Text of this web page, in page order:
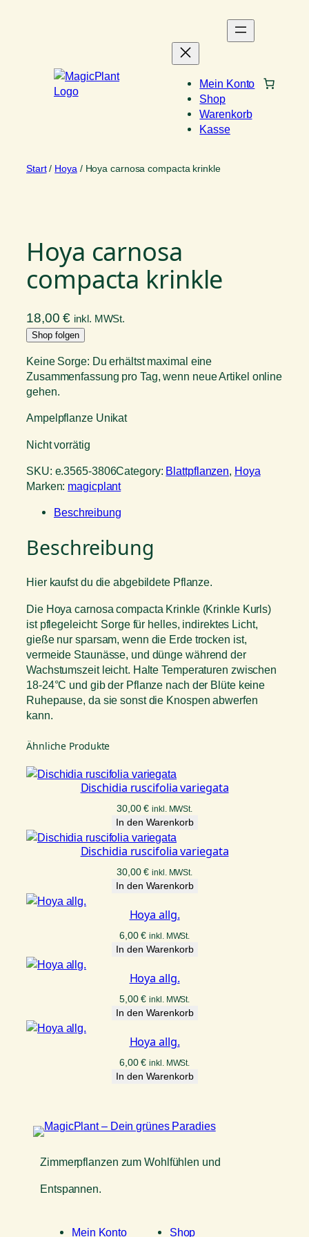
Mein Konto
Shop
Warenkorb
Kasse
Start/ Hoya / Hoya carnosa compacta krinkle
Hoya carnosa
compacta krinkle
18,00€ inkl. MWSt.
Shop folgen
Keine Sorge: Du erhältst maximal eine
Zusammenfassung pro Tag, wenn neue Artikel online
gehen.
Ampelpflanze Unikat
Nicht vorrätig
SKU: e.3565-3806Category: Blattpflanzen, Hoya
Marken: magicplant
Beschreibung
Beschreibung
Hier kaufst du die abgebildete Pflanze.
Die Hoya carnosa compacta Krinkle (Krinkle Kurls)
ist pflegeleicht: Sorge für helles, indirektes Licht,
gieße nur sparsam, wenn die Erde trocken ist,
vermeide Staunässe, und dünge während der
Wachstumszeit leicht. Halte Temperaturen zwischen
18-24°C und gib der Pflanze nach der Blüte keine
Ruhepause, da sie sonst die Knospen abwerfen
kann.
Ähnliche Produkte
Dischidia ruscifolia variegata
30,00€ inkl. MWSt.
In den Warenkorb
Dischidia ruscifolia variegata
30,00€ inkl. MWSt.
In den Warenkorb
Hoya allg.
6,00€ inkl. MWSt.
In den Warenkorb
Hoya allg.
5,00€ inkl. MWSt.
In den Warenkorb
Hoya allg.
6,00€ inkl. MWSt.
In den Warenkorb
Zimmerpflanzen zum Wohlfühlen und
Entspannen.
Mein Konto Shop